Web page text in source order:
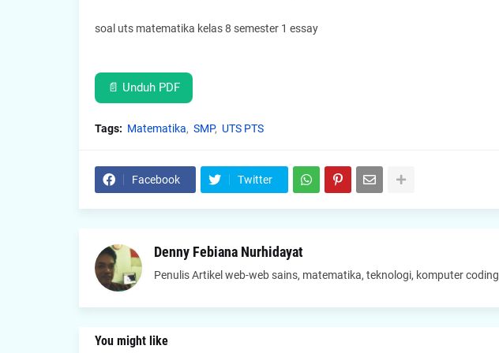
soal uts matematika kelas 8 semester 1 essay
📄 Unduh PDF
Tags: Matematika SMP UTS PTS
Facebook Twitter
Denny Febiana Nurhidayat
Penulis Artikel web-web sains, matematika, teknologi, komputer coding
You might like